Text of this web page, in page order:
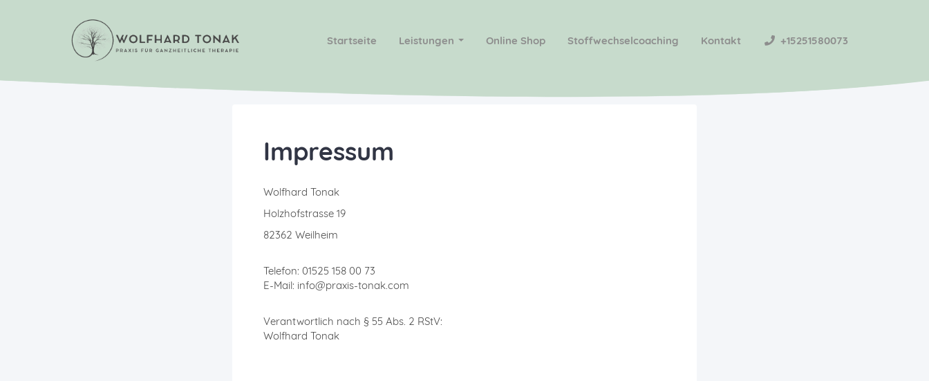
Startseite Leistungen Online Shop Stoffwechselcoaching Kontakt +15251580073
Impressum
Wolfhard Tonak
Holzhofstrasse 19
82362 Weilheim
Telefon: 01525 158 00 73
E-Mail: info@praxis-tonak.com
Verantwortlich nach § 55 Abs. 2 RStV:
Wolfhard Tonak